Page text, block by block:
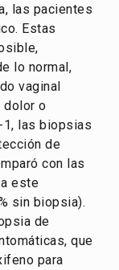
las pacientes
Estas
lo normal,
vaginal
dolor o
1, las biopsias
de
con las
este
sin biopsia).
de
que
para